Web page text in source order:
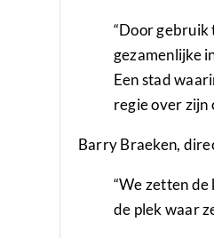
“Door gebruik
gezamenlijke
Een stad
regie over zijn
Barry Braeken,
“We zetten
de plek waar